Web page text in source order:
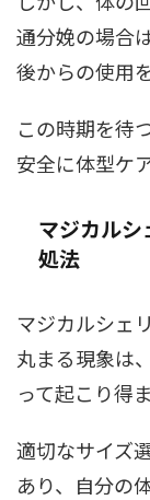
通分娩の場合
後からの使用
この時期を待
安全に体型ケ
マジカル
処法
マジカルシェ
丸まる現象は
って起こり得ま
適切なサイズ
あり、自分の